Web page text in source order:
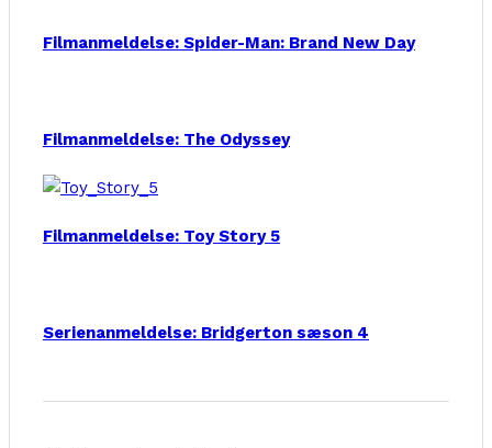
Filmanmeldelse: Spider-Man: Brand New Day
Filmanmeldelse: The Odyssey
Filmanmeldelse: Toy Story 5
Serienanmeldelse: Bridgerton sæson 4